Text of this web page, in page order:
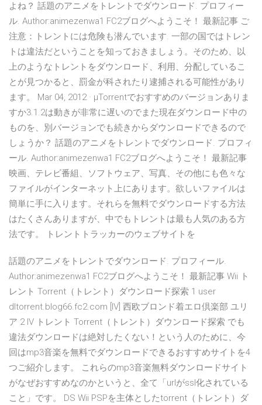
よね？ 話題のアニメをトレントでダウンロード. プロフィー
ル. Author:animezenwa1 FC2ブログへようこそ！ 最新記事 ご
注意：トレントには危険も潜んでいます. 一部の国ではトレン
トは違法だということを知っておきましょう。そのため、以
上のようなトレントをダウンロード、利用、分配しているこ
とが見つかると、罰金が科されたり逮捕される可能性があり
ます。 Mar 04, 2012 · µTorrentでおすすめのバージョンありま
すか3.1.2は動きが非常に遅いのでまた現在ダウンロード中の
ものを、別バージョンでも続きからダウンロードできるので
しょうか？ 話題のアニメをトレントでダウンロード. プロフィ
ール. Author:animezenwa1 FC2ブログへようこそ！ 最新記事
映画、テレビ番組、ソフトウェア、写真、その他にも色々な
ファイルがインターネット上にあります。欲しいファイルは
簡単に手に入ります。それらを無料でダウンロードする方法
はたくさんありますが、中でもトレントは最も人気のある方
法です。 トレントトラッカーのウェブサイトを
話題のアニメをトレントでダウンロード. プロフィール.
Author:animezenwa1 FC2ブログへようこそ！ 最新記事 Wii ト
レント Torrent（トレント）ダウンロード探索 1 user
dltorrent.blog66.fc2.com [IV] 西欧ブロンド着エロ倶楽部 ユリ
ア 2 IV トレント Torrent（トレント）ダウンロード探索 でも
違法ダウンロードは絶対したくない！という人のために、今
回はmp3音楽を無料でダウンロードできるおすすめサイトを4
つご紹介します。 これらのmp3音楽無料ダウンロードサイト
がなぜおすすめなのかというと、全て「urlがssl化されている
こと」です。 DS Wii PSPを主体としたtorrent（トレント）ダ